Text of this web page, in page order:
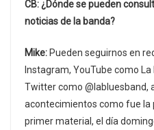
CB: ¿Dónde se pueden
noticias de la banda?
Mike: Pueden seguirnos en
Instagram, YouTube como
Twitter como @labluesband,
acontecimientos como fue la
primer material, el día